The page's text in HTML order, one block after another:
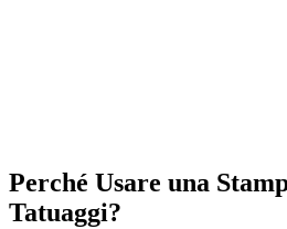
Perché Usare una
Tatuaggi?